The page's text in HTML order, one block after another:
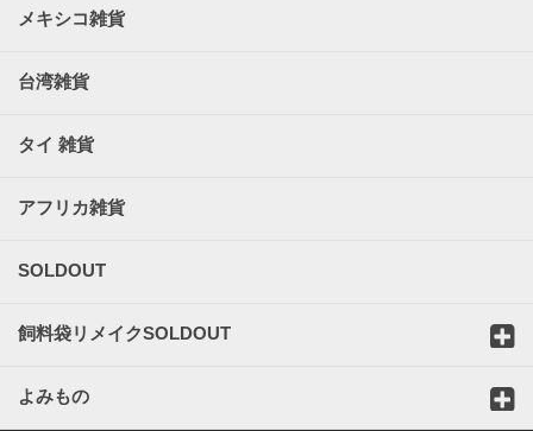
メキシコ雑貨
台湾雑貨
タイ 雑貨
アフリカ雑貨
SOLDOUT
飼料袋リメイクSOLDOUT
よみもの